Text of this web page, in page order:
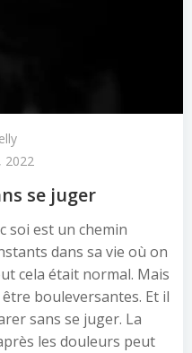
2022
se juger
soi est un chemin
dans sa vie où on
cela était normal. Mais
bouleversantes. Et il
sans se juger. La
les douleurs peut